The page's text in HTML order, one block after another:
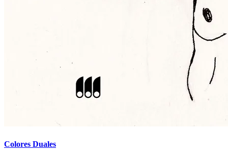
Colores Duales